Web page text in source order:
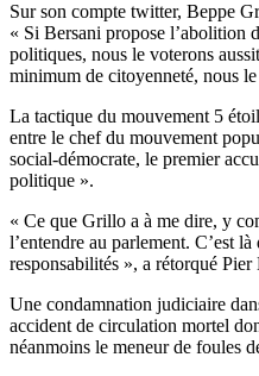
Sur son compte twitter, Beppe
« Si Bersani propose l’abolition
politiques, nous le voterons
minimum de citoyenneté, nous
La tactique du mouvement 5
entre le chef du mouvement
social-démocrate, le premier
politique ».
« Ce que Grillo a à me dire, y
l’entendre au parlement. C’est
responsabilités », a rétorqué
Une condamnation judiciaire
accident de circulation mortel
néanmoins le meneur de foules